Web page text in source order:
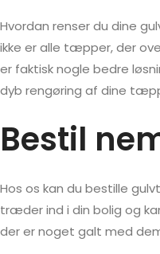
Hvordan renser du dine
ikke er alle tæpper, der
er faktisk nogle bedre
dyb rengøring af dine
Bestil
Hos os kan du bestille
træder ind i din bolig og
der er noget galt med